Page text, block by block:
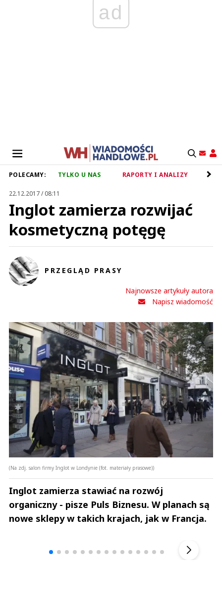
ad
POLECAMY: TYLKO U NAS RAPORTY I ANALIZY
22.12.2017 / 08:11
Inglot zamierza rozwijać
kosmetyczną potęgę
PRZEGLĄD PRASY
Najnowsze artykuły autora
Napisz wiadomość
(Na zdj. salon firmy Inglot w Londynie (fot. materiały prasowe))
Inglot zamierza stawiać na rozwój
organiczny - pisze Puls Biznesu. W planach są
nowe sklepy w takich krajach, jak w Francja.